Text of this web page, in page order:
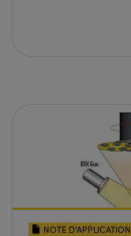
NOTE D’APPLICATION